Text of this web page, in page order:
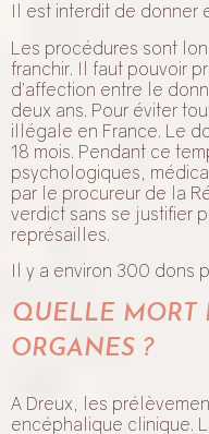
Il est interdit de donner
Les procédures sont
franchir. Il faut pouvoir
d’affection entre le
deux ans. Pour éviter
illégale en France. Le
18 mois. Pendant ce
psychologiques,
par le procureur de la
verdict sans se justifier
représailles.
Il y a environ 300 dons
QUELLE MORT
ORGANES ?
A Dreux, les
encéphalique clinique.